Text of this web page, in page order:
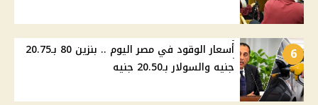
6
أسعار الوقود في مصر اليوم .. بنزين 80 بـ20.75
جنيه والسولار بـ20.50 جنيه